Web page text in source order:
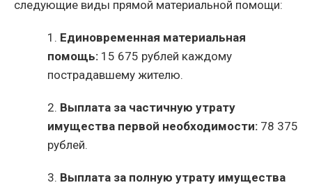
следующие виды прямой материальной помощи:
1. Единовременная материальная
помощь: 15 675 рублей каждому
пострадавшему жителю.
2. Выплата за частичную утрату
имущества первой необходимости: 78 375
рублей.
3. Выплата за полную утрату имущества